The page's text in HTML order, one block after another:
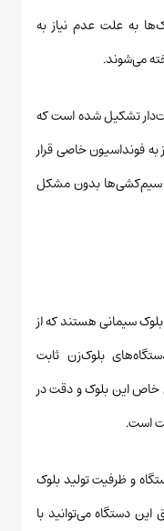
به علت عدم نیاز به
می‌شوند.
تشکیل شده است که
بدون نیاز به فونداسیون خاصی قرار
و سیم‌کشی‌ها بدون مشکل
سیمانی هستند که از
بلوک‌زن ثابت
خاص این بلوک و دقت در
است.
و ظرفیت تولید بلوک
دستگاه می‌توانید با